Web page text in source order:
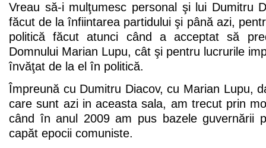
Vreau să-i mulţumesc personal şi lui Dumitru
făcut de la înfiintarea partidului şi până azi,
politică făcut atunci când a acceptat să
Domnului Marian Lupu, cât şi pentru lucrurile
învăţat de la el în politică.
Împreună cu Dumitru Diacov, cu Marian Lupu,
care sunt azi in aceasta sala, am trecut prin
când în anul 2009 am pus bazele guvernării
capăt epocii comuniste.